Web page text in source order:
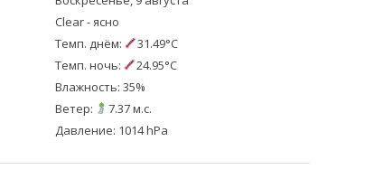
Clear - ясно
Темп. днём:
31.49°C
Темп. ночь:
24.95°C
Влажность: 35%
Ветер:
7.37 м.с.
Давление: 1014 hPa